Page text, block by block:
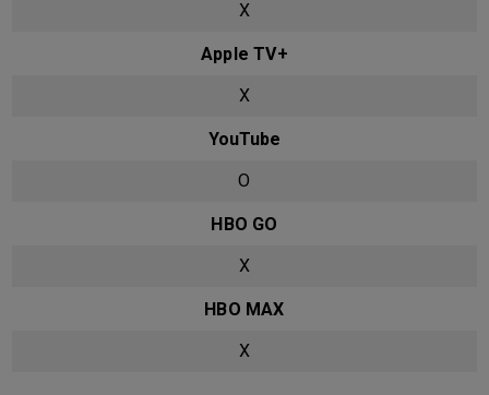
X
Apple TV+
X
YouTube
O
HBO GO
X
HBO MAX
X